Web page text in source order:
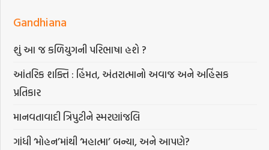
Gandhiana
શું આ જ કળિયુગની પરિભાષા હશે ?
આંતરિક શક્તિ : હિંમત, અંતરાત્માનો અવાજ અને અહિંસક
પ્રતિકાર
માનવતાવાદી ત્રિપુટીને સ્મરણાંજલિ
ગાંધી ‘મોહન’માંથી ‘મહાત્મા’ બન્યા, અને આપણે?